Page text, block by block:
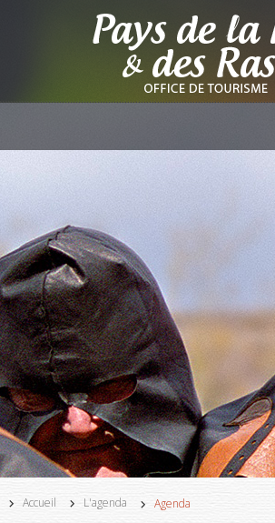
Accueil L'agenda Agenda